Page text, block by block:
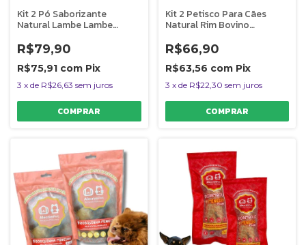
Kit 2 Pó Saborizante
Natural Lambe Lambe
Suí AlecrimPet
R$79,90
R$75,91 com Pix
3 x de R$26,63 sem juros
Kit 2 Petisco Para Cães
Natural Rim Bovino
AlecrimPet
R$66,90
R$63,56 com Pix
3 x de R$22,30 sem juros